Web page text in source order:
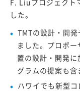
した。
TMTの設計・開
ました。プロポ
置の設計・開発
グラムの提案も含
ハワイでも新型